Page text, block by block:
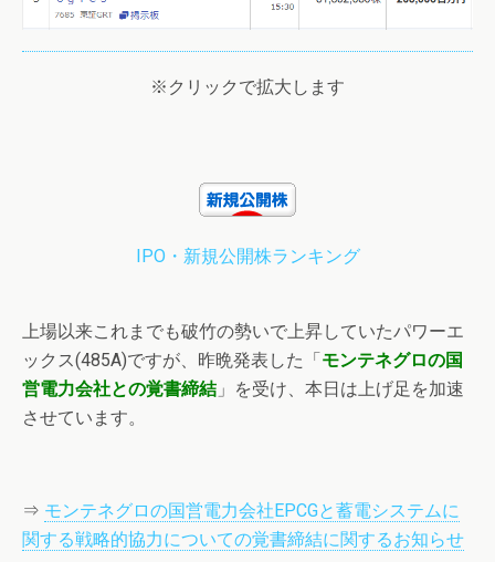
※クリックで拡大します
IPO・新規公開株ランキング
上場以来これまでも破竹の勢いで上昇していたパワーエ
ックス(485A)ですが、昨晩発表した「モンテネグロの国
営電力会社との覚書締結 」を受け、本日は上げ足を加速
させています。
⇒ モンテネグロの国営電力会社EPCGと蓄電システムに
関する戦略的協力についての覚書締結に関するお知らせ